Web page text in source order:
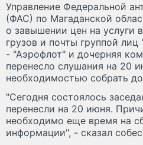
Управление Федеральной
(ФАС) по Магаданской
о завышении цен на услуги
грузов и почты группой
- "Аэрофлот" и дочерняя
перенесло слушания на 20
необходимостью собрать
"Сегодня состоялось
перенесли на 20 июня.
необходимо еще время на
информации", - сказал